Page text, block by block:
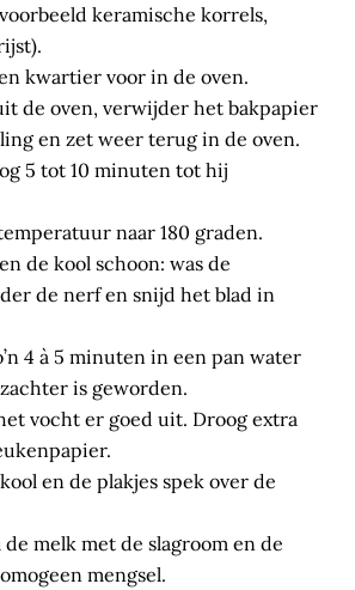
keramische korrels,
kwartier voor in de oven.
de oven, verwijder het bakpapier
en zet weer terug in de oven.
5 tot 10 minuten tot hij
naar 180 graden.
de kool schoon: was de
de nerf en snijd het blad in
4 à 5 minuten in een pan water
is geworden.
vocht er goed uit. Droog extra
en de plakjes spek over de
melk met de slagroom en de
mengsel.